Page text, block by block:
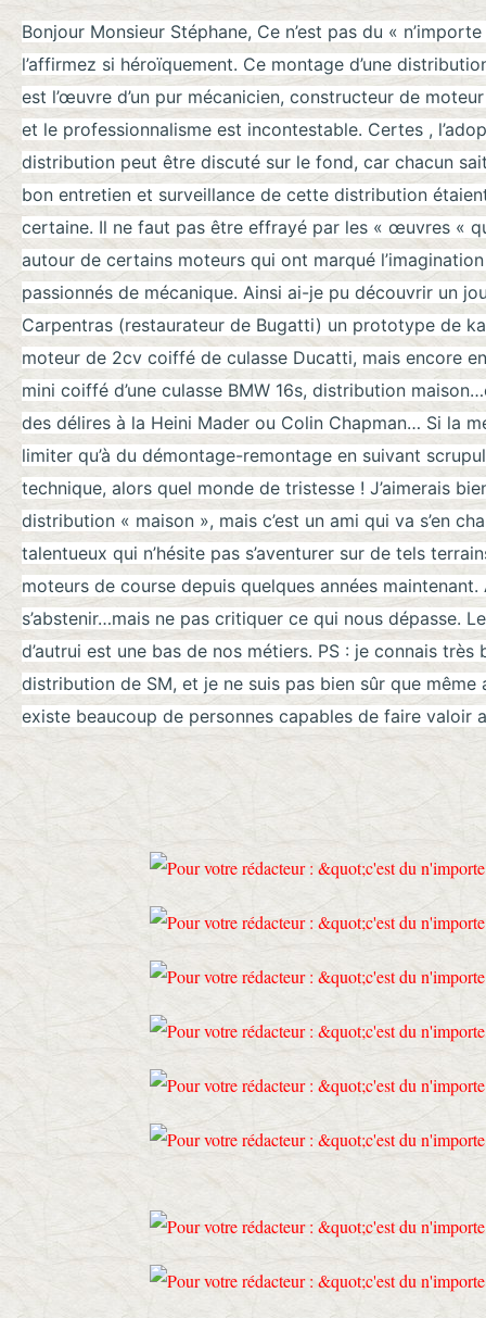
Bonjour Monsieur Stéphane, Ce n’est pas du «
l’affirmez si héroïquement. Ce montage d’une
est l’œuvre d’un pur mécanicien, constructeur de
et le professionnalisme est incontestable. Certes ,
distribution peut être discuté sur le fond, car chacun
bon entretien et surveillance de cette distribution
certaine. Il ne faut pas être effrayé par les « œuvres «
autour de certains moteurs qui ont marqué
passionnés de mécanique. Ainsi ai-je pu découvrir un
Carpentras (restaurateur de Bugatti) un prototype de
moteur de 2cv coiffé de culasse Ducatti, mais encore
mini coiffé d’une culasse BMW 16s, distribution
des délires à la Heini Mader ou Colin Chapman… Si la
limiter qu’à du démontage-remontage en suivant
technique, alors quel monde de tristesse ! J’aimerais
distribution « maison », mais c’est un ami qui va s’en
talentueux qui n’hésite pas s’aventurer sur de tels
moteurs de course depuis quelques années maintenant.
s’abstenir…mais ne pas critiquer ce qui nous dépasse.
d’autrui est une bas de nos métiers. PS : je connais
distribution de SM, et je ne suis pas bien sûr que
existe beaucoup de personnes capables de faire valoir